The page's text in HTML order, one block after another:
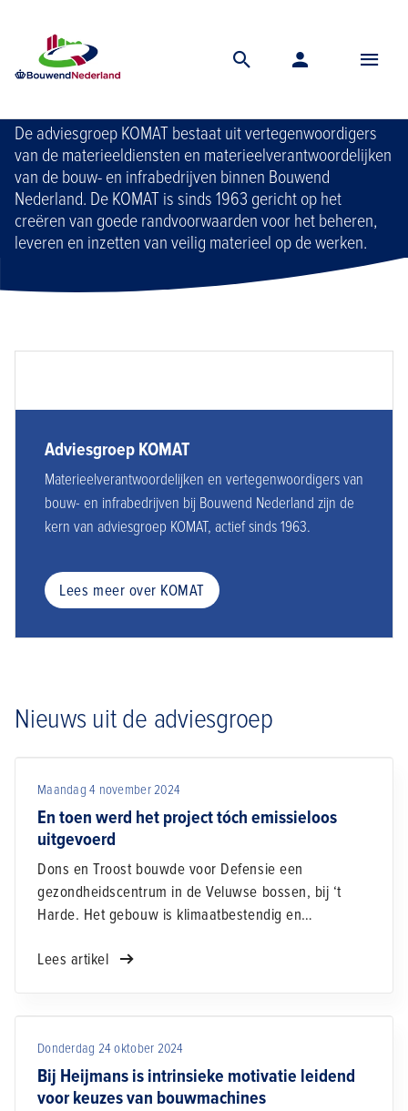
Vereniging
De adviesgroep KOMAT bestaat uit vertegenwoordigers
van de materieeldiensten en materieelverantwoordelijken
van de bouw- en infrabedrijven binnen Bouwend
Nederland. De KOMAT is sinds 1963 gericht op het
creëren van goede randvoorwaarden voor het beheren,
leveren en inzetten van veilig materieel op de werken.
Adviesgroep KOMAT
Materieelverantwoordelijken en vertegenwoordigers van
bouw- en infrabedrijven bij Bouwend Nederland zijn de
kern van adviesgroep KOMAT, actief sinds 1963.
Lees meer over KOMAT
Nieuws uit de adviesgroep
Maandag 4 november 2024
En toen werd het project tóch emissieloos
uitgevoerd
Dons en Troost bouwde voor Defensie een
gezondheidscentrum in de Veluwse bossen, bij ‘t
Harde. Het gebouw is klimaatbestendig en
geïntegreerde nestkasten en wadi’s op het terrein.
Lees artikel
Donderdag 24 oktober 2024
Bij Heijmans is intrinsieke motivatie leidend
voor keuzes van bouwmachines